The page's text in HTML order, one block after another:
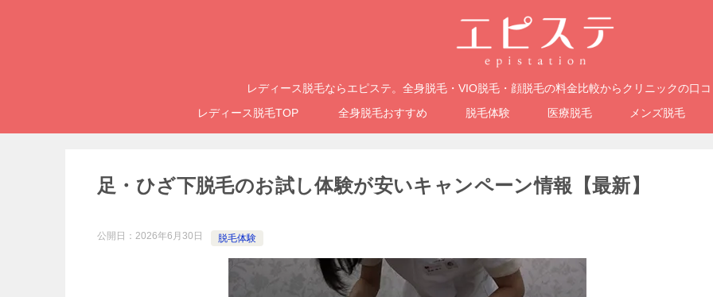
レディース脱毛ならエピステ。全身脱毛・VIO脱毛・顔脱毛の料金比較からクリニックの口
レディース脱毛TOP
全身脱毛おすすめ 脱毛体験 医療脱毛 メンズ脱毛
足・ひざ下脱毛のお試し体験が安いキャンペーン情報【最新】
公開日： 2026年6月30日 脱毛体験